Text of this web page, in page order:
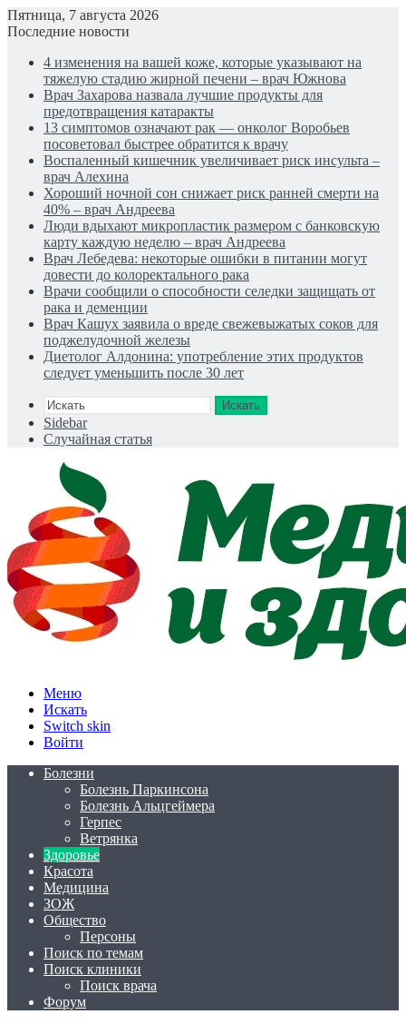
Пятница, 7 августа 2026
Последние новости
4 изменения на вашей коже, которые указывают на
тяжелую стадию жирной печени – врач Южнова
Врач Захарова назвала лучшие продукты для
предотвращения катаракты
13 симптомов означают рак — онколог Воробьев
посоветовал быстрее обратится к врачу
Воспаленный кишечник увеличивает риск инсульта –
врач Алехина
Хороший ночной сон снижает риск ранней смерти на
40% – врач Андреева
Люди вдыхают микропластик размером с банковскую
карту каждую неделю – врач Андреева
Врач Лебедева: некоторые ошибки в питании могут
довести до колоректального рака
Врачи сообщили о способности селедки защищать от
рака и деменции
Врач Кашух заявила о вреде свежевыжатых соков для
поджелудочной железы
Диетолог Алдонина: употребление этих продуктов
следует уменьшить после 30 лет
Искать
Sidebar
Случайная статья
Меню
Искать
Switch skin
Войти
Болезни
Болезнь Паркинсона
Болезнь Альцгеймера
Герпес
Ветрянка
Здоровье
Красота
Медицина
ЗОЖ
Общество
Персоны
Поиск по темам
Поиск клиники
Поиск врача
Форум